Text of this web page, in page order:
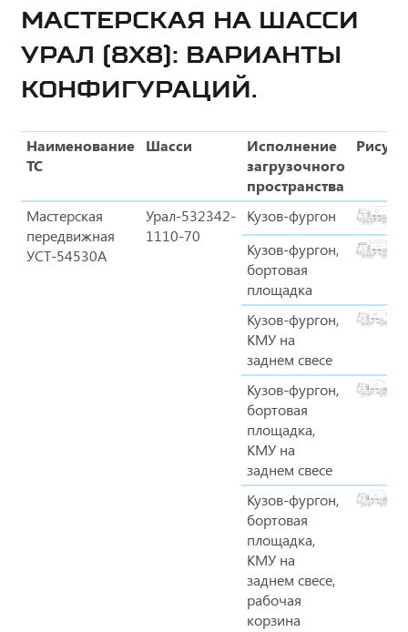
МАСТЕРСКАЯ НА ШАССИ
УРАЛ (8Х8): ВАРИАНТЫ
КОНФИГУРАЦИЙ.
Наименование
ТС
Шасси
Исполнение
загрузочного
пространства
Мастерская
передвижная
УСТ-54530А
Урал-532342-
1110-70
Кузов-фургон
Кузов-фургон,
бортовая
площадка
Кузов-фургон,
КМУ на
заднем свесе
Кузов-фургон,
бортовая
площадка,
КМУ на
заднем свесе
Кузов-фургон,
бортовая
площадка,
КМУ на
заднем свесе,
рабочая
корзина